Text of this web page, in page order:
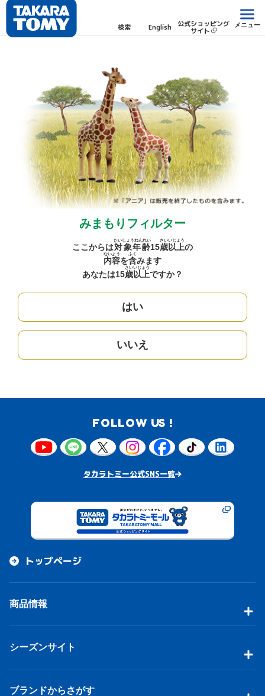
検索 English 公式ショッピング
サイト
メニュー
みまもりフィルター
ここからは対象年齢
たいしょうねんれい
15歳
さい
以上
いじょう
の
内容
ないよう
を含
ふく
みます
あなたは15歳
さい
以上
いじょう
ですか？
はい
いいえ
FOLLOW US !
タカラトミー公式SNS一覧
トップページ
商品情報
シーズンサイト
ブランドからさがす